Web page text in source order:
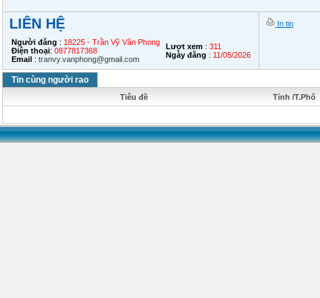
LIÊN HỆ
Người đăng : 18225 - Trần Vỹ Vân Phong
Điện thoại: 0877817368
Email : tranvy.vanphong@gmail.com
Lượt xem : 311
Ngày đăng : 11/05/2026
In tin
Tin cùng người rao
Tiêu đề Tỉnh /T.Phố